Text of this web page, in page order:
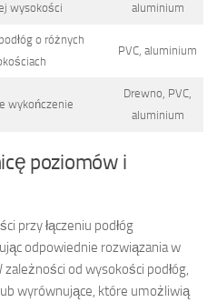
wysokości
aluminium
o różnych
PVC, aluminium
wykończenie
Drewno, PVC,
aluminium
poziomów i
przy łączeniu podłóg
odpowiednie rozwiązania w
zależności od wysokości podłóg,
wyrównujące, które umożliwią